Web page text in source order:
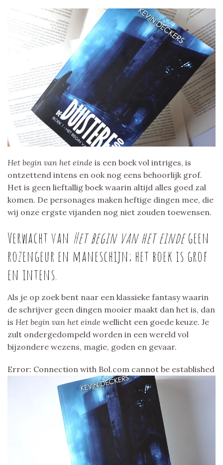
Het begin van het einde is een boek vol intriges, is
ontzettend intens en ook nog eens behoorlijk grof.
Het is geen lieftallig boek waarin altijd alles goed zal
komen. De personages maken heftige dingen mee, die
wij onze ergste vijanden nog niet zouden toewensen.
Verwacht van Het begin van het eindegeen
rozengeur en maneschijn; het boek is grof
en intens.
Als je op zoek bent naar een klassieke fantasy waarin
de schrijver geen dingen mooier maakt dan het is, dan
is Het begin van het einde wellicht een goede keuze. Je
zult ondergedompeld worden in een wereld vol
bijzondere wezens, magie, goden en gevaar.
Error: Connection with Bol.com cannot be established